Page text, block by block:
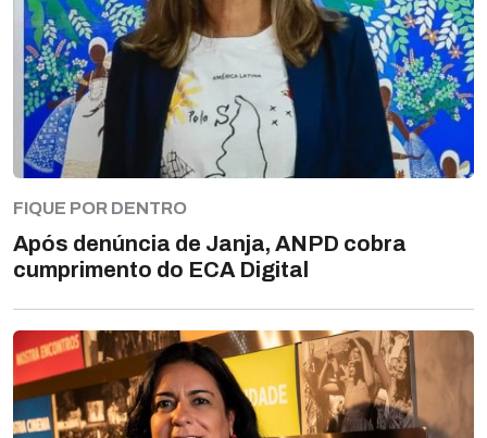
FIQUE POR DENTRO
Após denúncia de Janja, ANPD cobra
cumprimento do ECA Digital